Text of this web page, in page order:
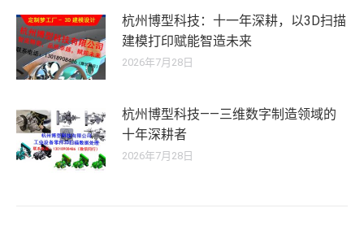
杭州博型科技：十一年深耕，以3D扫描
建模打印赋能智造未来
2026年7月28日
杭州博型科技——三维数字制造领域的
十年深耕者
2026年7月28日